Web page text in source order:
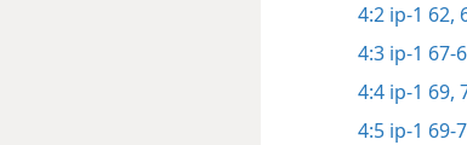
4:2 ip-1 62,
4:3 ip-1 67-
4:4 ip-1 69,
4:5 ip-1 69-